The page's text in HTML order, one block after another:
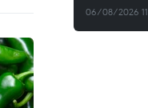
06/08/2026